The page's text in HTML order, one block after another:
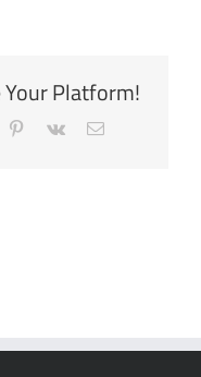
Your Platform!
Pinterest
Vk Email